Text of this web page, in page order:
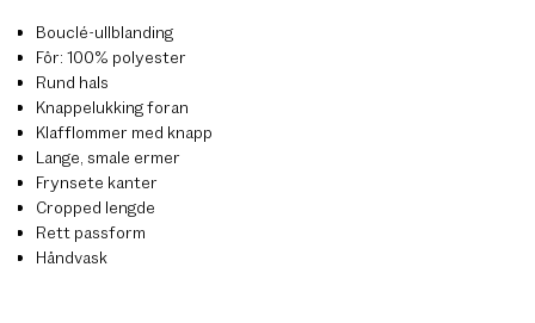
Bouclé-ullblanding
Fôr: 100% polyester
Rund hals
Knappelukking foran
Klafflommer med knapp
Lange, smale ermer
Frynsete kanter
Cropped lengde
Rett passform
Håndvask